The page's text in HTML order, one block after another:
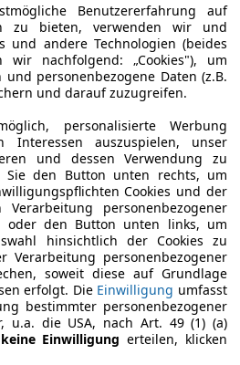
h)
(60 PS) (2004/11 - 2007/07)▼
Benutzererfahrung auf
zu bieten, verwenden wir und
und andere Technologien (beides
wir nachfolgend: „Cookies"), um
personenbezogene Daten (z.B.
und darauf zuzugreifen.
personalisierte Werbung
Interessen auszuspielen, unser
und dessen Verwendung zu
Sie den Button unten rechts, um
Cookies und der
personenbezogener
oder den Button unten links, um
hinsichtlich der Cookies zu
personenbezogener
soweit diese auf Grundlage
erfolgt. Die Einwilligung umfasst
bestimmter personenbezogener
u.a. die USA, nach Art. 49 (1) (a)
keine Einwilligung erteilen, klicken